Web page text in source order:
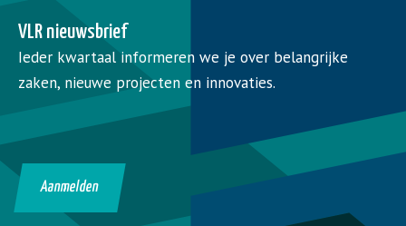
VLR nieuwsbrief
Ieder kwartaal informeren we je over belangrijke
zaken, nieuwe projecten en innovaties.
Aanmelden